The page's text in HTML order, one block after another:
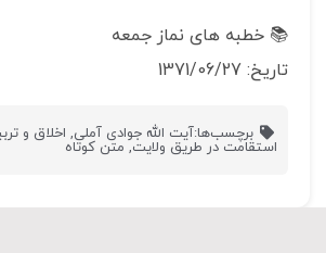
📚 خطبه های نماز جمعه
تاریخ: 1371/06/27
برچسب‌ها:آیت الله جوادی آملی, اخلاق و
استقامت در طریق ولایت, متن کوتاه